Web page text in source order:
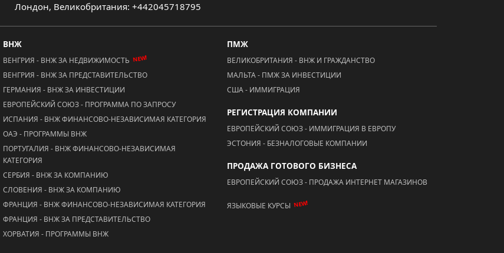
Лондон, Великобритания: +442045718795
ВНЖ
ВЕНГРИЯ - ВНЖ ЗА НЕДВИЖИМОСТЬ NEW!
ВЕНГРИЯ - ВНЖ ЗА ПРЕДСТАВИТЕЛЬСТВО
ГЕРМАНИЯ - ВНЖ ЗА ИНВЕСТИЦИИ
ЕВРОПЕЙСКИЙ СОЮЗ - ПРОГРАММА ПО ЗАПРОСУ
ИСПАНИЯ - ВНЖ ФИНАНСОВО-НЕЗАВИСИМАЯ КАТЕГОРИЯ
ОАЭ - ПРОГРАММЫ ВНЖ
ПОРТУГАЛИЯ - ВНЖ ФИНАНСОВО-НЕЗАВИСИМАЯ
КАТЕГОРИЯ
СЕРБИЯ - ВНЖ ЗА КОМПАНИЮ
СЛОВЕНИЯ - ВНЖ ЗА КОМПАНИЮ
ФРАНЦИЯ - ВНЖ ФИНАНСОВО-НЕЗАВИСИМАЯ КАТЕГОРИЯ
ФРАНЦИЯ - ВНЖ ЗА ПРЕДСТАВИТЕЛЬСТВО
ХОРВАТИЯ - ПРОГРАММЫ ВНЖ
ПМЖ
ВЕЛИКОБРИТАНИЯ - ВНЖ И ГРАЖДАНСТВО
МАЛЬТА - ПМЖ ЗА ИНВЕСТИЦИИ
США - ИММИГРАЦИЯ
РЕГИСТРАЦИЯ КОМПАНИИ
ЕВРОПЕЙСКИЙ СОЮЗ - ИММИГРАЦИЯ В ЕВРОПУ
ЭСТОНИЯ - БЕЗНАЛОГОВЫЕ КОМПАНИИ
ПРОДАЖА ГОТОВОГО БИЗНЕСА
ЕВРОПЕЙСКИЙ СОЮЗ - ПРОДАЖА ИНТЕРНЕТ МАГАЗИНОВ
ЯЗЫКОВЫЕ КУРСЫ NEW!